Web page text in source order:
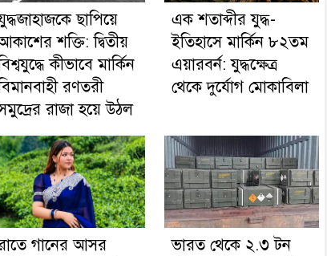
ছাপিয়ে
শক্তি: দ্বিতীয়
কীভাবে মার্কিন
রণতরী
রাজা হয়ে উঠল
এক শতাব্দীর যুদ্ধ-
ইতিহাসে মার্কিন ৮২তম
এয়ারবর্ন: যুদ্ধক্ষেত্র
থেকে দুর্যোগ মোকাবিলা
গানের আসর
ভারত থেকে ২.৩ টন